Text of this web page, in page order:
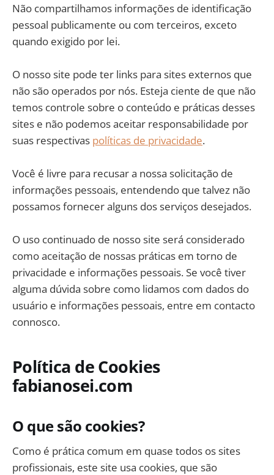
Não compartilhamos informações de identificação
pessoal publicamente ou com terceiros, exceto
quando exigido por lei.
O nosso site pode ter links para sites externos que
não são operados por nós. Esteja ciente de que não
temos controle sobre o conteúdo e práticas desses
sites e não podemos aceitar responsabilidade por
suas respectivas políticas de privacidade.
Você é livre para recusar a nossa solicitação de
informações pessoais, entendendo que talvez não
possamos fornecer alguns dos serviços desejados.
O uso continuado de nosso site será considerado
como aceitação de nossas práticas em torno de
privacidade e informações pessoais. Se você tiver
alguma dúvida sobre como lidamos com dados do
usuário e informações pessoais, entre em contacto
connosco.
Política de Cookies
fabianosei.com
O que são cookies?
Como é prática comum em quase todos os sites
profissionais, este site usa cookies, que são